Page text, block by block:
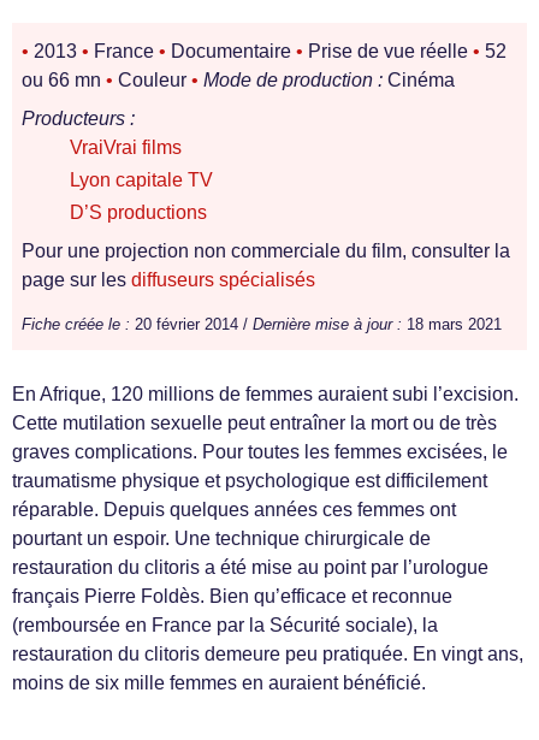
• 2013 • France • Documentaire • Prise de vue réelle • 52
ou 66 mn • Couleur • Mode de production : Cinéma
Producteurs :
VraiVrai films
Lyon capitale TV
D’S productions
Pour une projection non commerciale du film, consulter la
page sur les diffuseurs spécialisés
Fiche créée le : 20 février 2014 / Dernière mise à jour : 18 mars 2021
En Afrique, 120 millions de femmes auraient subi l’excision.
Cette mutilation sexuelle peut entraîner la mort ou de très
graves complications. Pour toutes les femmes excisées, le
traumatisme physique et psychologique est difficilement
réparable. Depuis quelques années ces femmes ont
pourtant un espoir. Une technique chirurgicale de
restauration du clitoris a été mise au point par l’urologue
français Pierre Foldès. Bien qu’efficace et reconnue
(remboursée en France par la Sécurité sociale), la
restauration du clitoris demeure peu pratiquée. En vingt ans,
moins de six mille femmes en auraient bénéficié.